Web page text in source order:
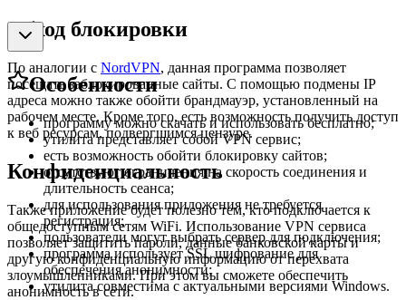
Обход блокировки
По аналогии с NordVPN, данная программа позволяет
посещать заблокированные сайты. С помощью подмены IP
адреса можно также обойти брандмауэр, установленный на
рабочем месте. Кроме того, есть возможность получить доступ
к веб ресурсам, подвергшимся цензуре.
Конфиденциальность
Также приложение будет полезно тем, кто подключается к
общедоступным сетям WiFi. Использование VPN сервиса
позволяет защитить пароли, данные банковской карты и
другую конфиденциальную информацию от перехвата
злоумышленниками. При этом вы сможете обеспечить
анонимность в сети.
Особенности
программу можно скачать и использовать бесплатно;
утилита представляет собой VPN сервис;
есть возможность обойти блокировку сайтов;
отсутствуют ограничения на скорость соединения и
длительность сеанса;
для использования приложения не требуется
регистрация;
пользователи могут выбрать сервер для подключения;
программа использует SSL шифрование для
обеспечения анонимности;
утилита совместима с актуальными версиями Windows.